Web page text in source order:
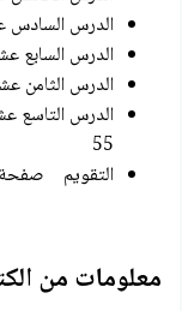
الدرس السادس
الدرس السابع
الدرس الثامن
الدرس التاسع
55
التقويم صفحة 55
معلومات من